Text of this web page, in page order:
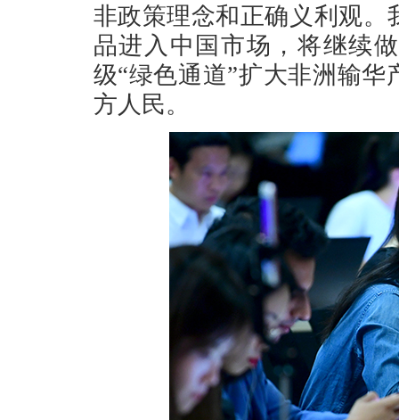
非政策理念和正确义利观
品进入中国市场，将继续
级“绿色通道”扩大非洲输
方人民。